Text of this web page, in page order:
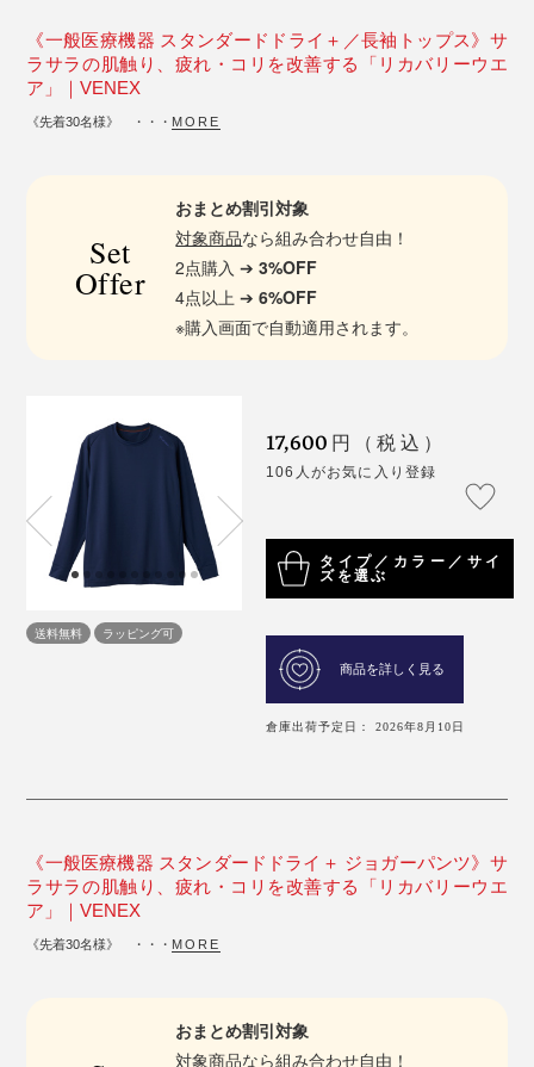
《一般医療機器 スタンダードドライ＋／長袖トップス》サ
ラサラの肌触り、疲れ・コリを改善する「リカバリーウエ
ア」｜VENEX
《先着30名様》 ・・・ MORE
Set
Offer
おまとめ割引対象
対象商品なら組み合わせ自由！
2点購入 ➔3%OFF
4点以上 ➔6%OFF
※購入画面で自動適用されます。
送料無料 ラッピング可
17,600 円（税込）
106人がお気に入り登録
タイプ／カラー／サイ
ズを選ぶ
商品を詳しく見る
倉庫出荷予定日： 2026年8月10日
《一般医療機器 スタンダードドライ＋ ジョガーパンツ》サ
ラサラの肌触り、疲れ・コリを改善する「リカバリーウエ
ア」｜VENEX
《先着30名様》 ・・・ MORE
おまとめ割引対象
対象商品なら組み合わせ自由！